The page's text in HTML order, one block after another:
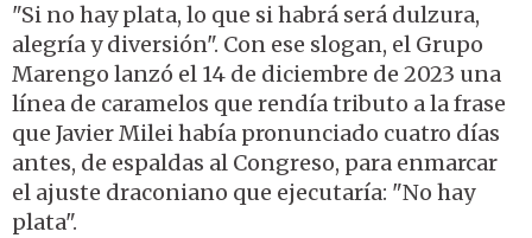
"Si no hay plata, lo que si habrá será dulzura,
alegría y diversión". Con ese slogan, el Grupo
Marengo lanzó el 14 de diciembre de 2023 una
línea de caramelos que rendía tributo a la frase
que Javier Milei había pronunciado cuatro días
antes, de espaldas al Congreso, para enmarcar
el ajuste draconiano que ejecutaría: "No hay
plata".